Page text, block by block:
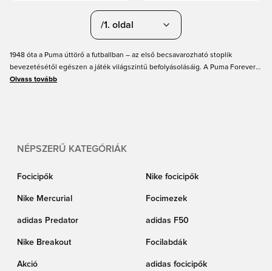
/1. oldal
1948 óta a Puma úttörő a futballban – az első becsavarozható stoplik
bevezetésétől egészen a játék világszintű befolyásolásáig. A Puma Forever
Pack ezzel a gazdag örökséggel tiszteleg, limitált szériás újragondolásokat
Olvass tovább
NÉPSZERŰ KATEGÓRIÁK
Focicipők Nike focicipők
Nike Mercurial Focimezek
adidas Predator adidas F50
Nike Breakout Focilabdák
Akció adidas focicipők